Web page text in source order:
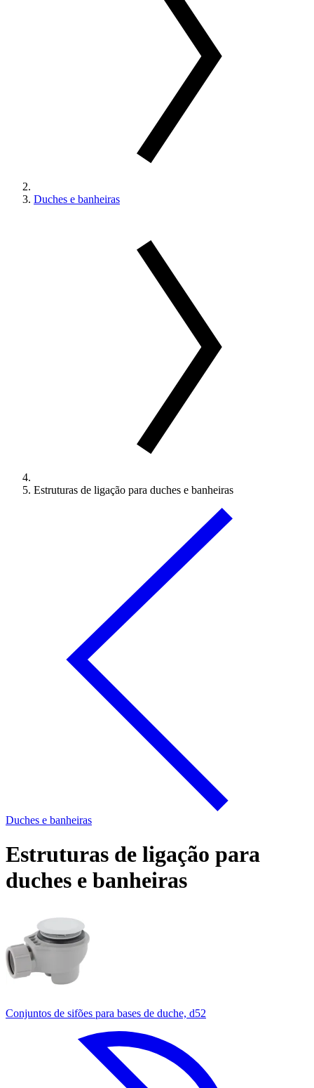
Duches e banheiras
Estruturas de ligação para duches e banheiras
Duches e banheiras
Estruturas de ligação para
duches e banheiras
Conjuntos de sifões para bases de duche, d52